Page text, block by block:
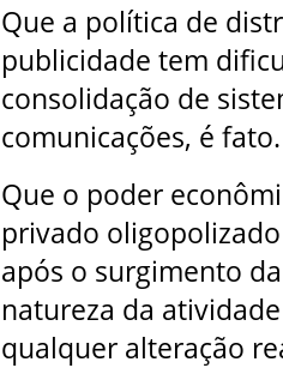
Que a política de
publicidade tem
consolidação de
comunicações, é fato.
Que o poder
privado
após o surgimento
natureza da
qualquer alteração